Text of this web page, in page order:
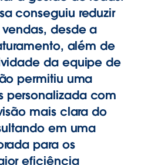
conseguiu reduzir
desde a
além de
da equipe de
permitiu uma
com
mais clara do
em uma
para os
eficiência